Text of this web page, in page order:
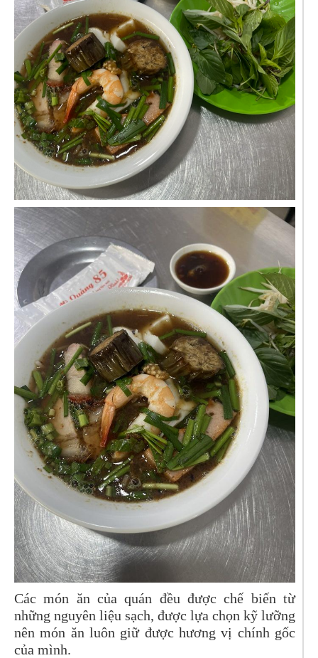
Các món ăn của quán đều được chế biến từ
những nguyên liệu sạch, được lựa chọn kỹ lưỡng
nên món ăn luôn giữ được hương vị chính gốc
của mình.